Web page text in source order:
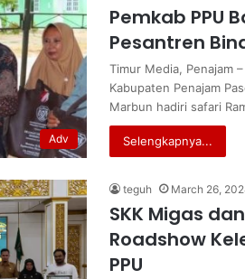
Adv
Pemkab PPU
Pesantren
Timur Media, Penajam
Kabupaten Penajam
Marbun hadiri safari
Selengkapnya...
teguh March 26,
SKK Migas dan
Roadshow
PPU